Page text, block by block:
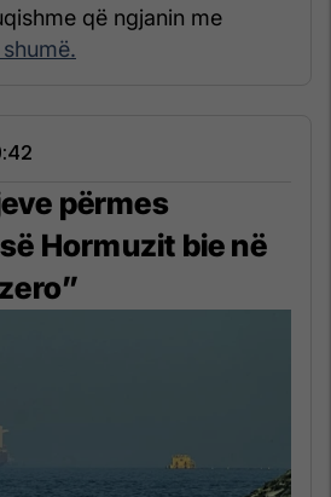
që ngjanin me
përmes
Hormuzit bie në